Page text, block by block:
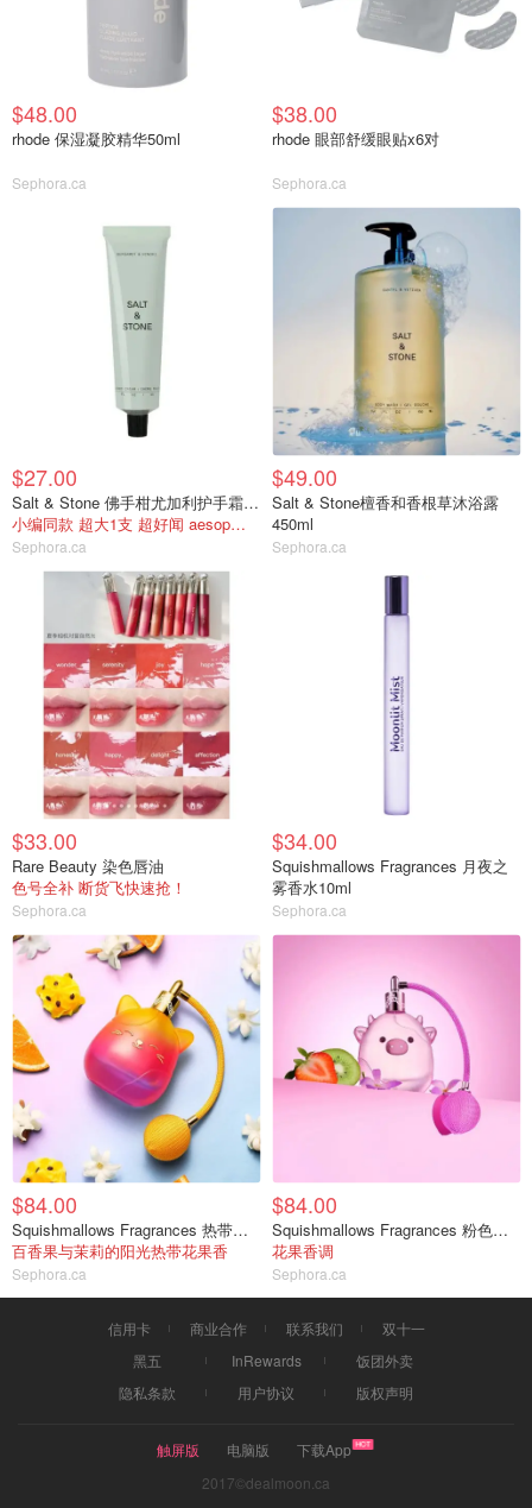
$48.00
rhode 保湿凝胶精华50ml
Sephora.ca
$38.00
rhode 眼部舒缓眼贴x6对
Sephora.ca
$27.00
Salt & Stone 佛手柑尤加利护手霜75ml
小编同款 超大1支 超好闻 aesop平替！
Sephora.ca
$49.00
Salt & Stone檀香和香根草沐浴露
450ml
Sephora.ca
$33.00
Rare Beauty 染色唇油
色号全补 断货飞快速抢！
Sephora.ca
$34.00
Squishmallows Fragrances 月夜之
雾香水10ml
Sephora.ca
$84.00
Squishmallows Fragrances 热带日落香水 100ml
百香果与茉莉的阳光热带花果香
Sephora.ca
$84.00
Squishmallows Fragrances 粉色小牛香水100ml
花果香调
Sephora.ca
信用卡 商业合作 联系我们
双十一
黑五
InRewards
饭团外卖
隐私条款
用户协议 版权声明
触屏版 电脑版
下载App
2017©dealmoon.ca